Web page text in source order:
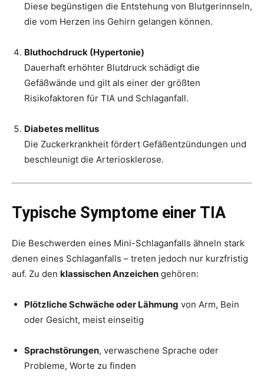
Diese begünstigen die Entstehung von Blutgerinnseln,
die vom Herzen ins Gehirn gelangen können.
Bluthochdruck (Hypertonie)
Dauerhaft erhöhter Blutdruck schädigt die
Gefäßwände und gilt als einer der größten
Risikofaktoren für TIA und Schlaganfall.
Diabetes mellitus
Die Zuckerkrankheit fördert Gefäßentzündungen und
beschleunigt die Arteriosklerose.
Typische Symptome einer TIA
Die Beschwerden eines Mini-Schlaganfalls ähneln stark
denen eines Schlaganfalls – treten jedoch nur kurzfristig
auf. Zu den klassischen Anzeichen gehören:
Plötzliche Schwäche oder Lähmung von Arm, Bein
oder Gesicht, meist einseitig
Sprachstörungen, verwaschene Sprache oder
Probleme, Worte zu finden